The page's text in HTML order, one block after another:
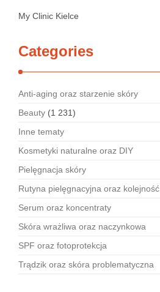
My Clinic Kielce
Categories
Anti-aging oraz starzenie skóry
Beauty (1 231)
Inne tematy
Kosmetyki naturalne oraz DIY
Pielęgnacja skóry
Rutyna pielęgnacyjna oraz kolejność
Serum oraz koncentraty
Skóra wrażliwa oraz naczynkowa
SPF oraz fotoprotekcja
Trądzik oraz skóra problematyczna